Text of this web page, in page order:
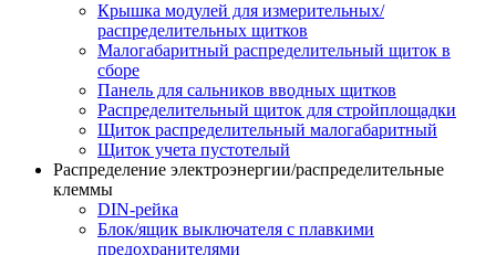
Крышка модулей для измерительных/
распределительных щитков
Малогабаритный распределительный щиток в
сборе
Панель для сальников вводных щитков
Распределительный щиток для стройплощадки
Щиток распределительный малогабаритный
Щиток учета пустотелый
Распределение электроэнергии/распределительные
клеммы
DIN-рейка
Блок/ящик выключателя с плавкими
предохранителями